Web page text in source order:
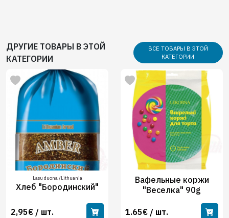
ДРУГИЕ ТОВАРЫ В ЭТОЙ
КАТЕГОРИИ
ВСЕ ТОВАРЫ В ЭТОЙ
КАТЕГОРИИ
Lasu duona /Lithuania
Хлеб "Бородинский"
2,95€ / шт.
Вафельные коржи
"Веселка" 90g
1.65€ / шт.